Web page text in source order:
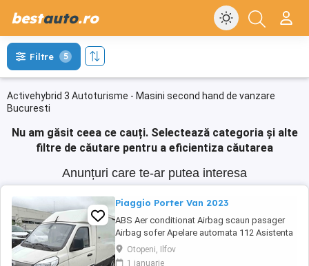
bestauto.ro
Activehybrid 3 Autoturisme - Masini second hand de vanzare
Bucuresti
Filtre 5
Nu am găsit ceea ce cauți. Selectează categoria și alte
filtre de căutare pentru a eficientiza căutarea
Anunțuri care te-ar putea interesa
Piaggio Porter Van 2023
ABS Aer conditionat Airbag scaun pasager
Airbag sofer Apelare automata 112 Asistenta
in rampa Bluetooth Controlul tractiunii (ASR)
EBD ESP Faruri ceata Geamuri electrice fata
Otopeni, Ilfov
1 ianuarie